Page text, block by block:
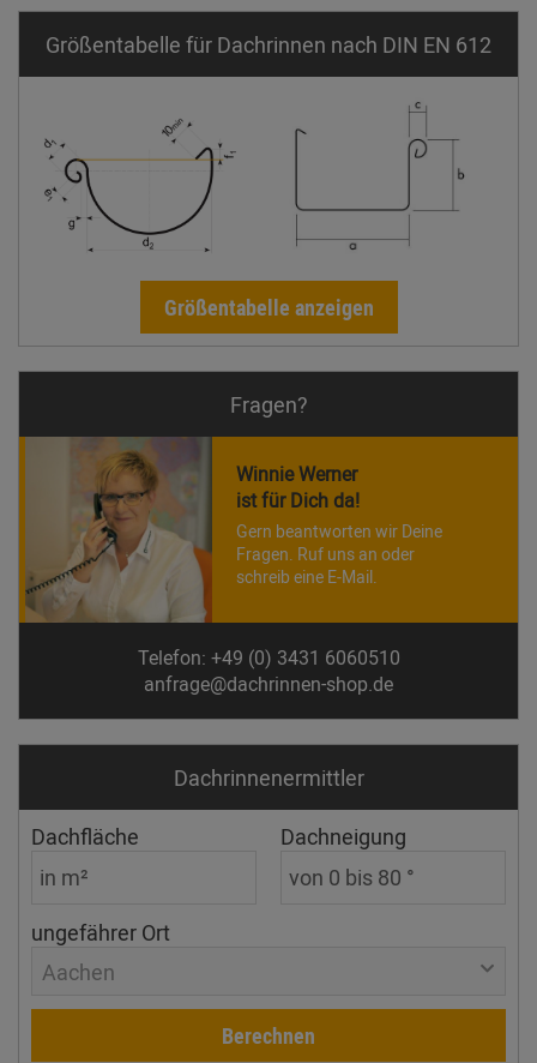
Größentabelle für Dachrinnen nach DIN EN 612
Größentabelle anzeigen
Fragen?
Winnie Werner
ist für Dich da!
Gern beantworten wir Deine
Fragen. Ruf uns an oder
schreib eine E-Mail.
Telefon: +49 (0) 3431 6060510
anfrage@dachrinnen-shop.de
Dachrinnen­ermittler
Dachfläche Dachneigung
ungefährer Ort
Aachen
Berechnen